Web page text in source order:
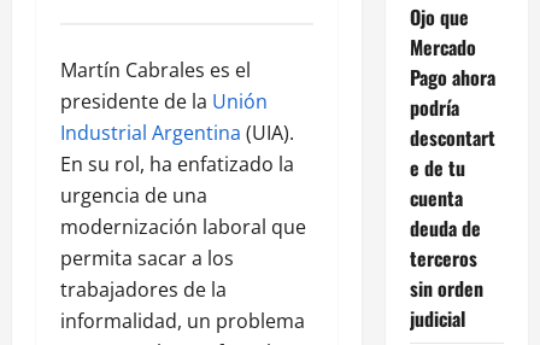
Martín Cabrales es el
presidente de la Unión
Industrial Argentina (UIA).
En su rol, ha enfatizado la
urgencia de una
modernización laboral que
permita sacar a los
trabajadores de la
informalidad, un problema
Ojo que
Mercado
Pago ahora
podría
descontart
e de tu
cuenta
deuda de
terceros
sin orden
judicial